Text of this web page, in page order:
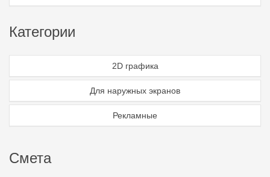
Категории
2D графика
Для наружных экранов
Рекламные
Смета